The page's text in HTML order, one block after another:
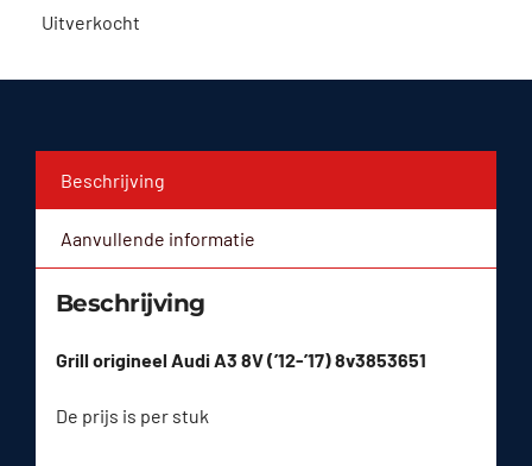
Uitverkocht
Beschrijving
Aanvullende informatie
Beschrijving
Grill origineel Audi A3 8V (’12-’17) 8v3853651
De prijs is per stuk